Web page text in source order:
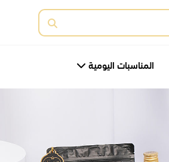
المناسبات اليومية